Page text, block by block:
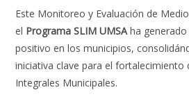
Este Monitoreo y Evaluación de
el Programa SLIM UMSAha generado
positivo en los municipios,
iniciativa clave para el fortalecimiento
Integrales Municipales.